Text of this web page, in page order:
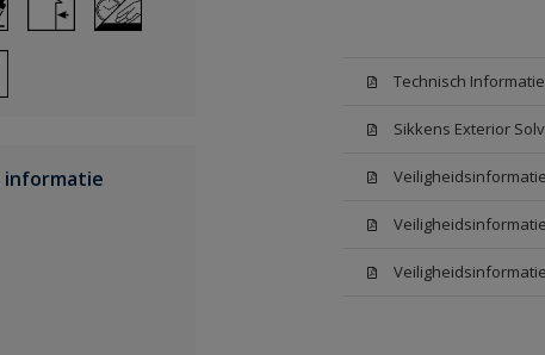
informatie
Technisch
Sikkens Exterior